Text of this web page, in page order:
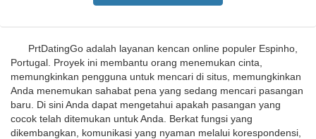
PrtDatingGo adalah layanan kencan online populer Espinho,
Portugal. Proyek ini membantu orang menemukan cinta,
memungkinkan pengguna untuk mencari di situs, memungkinkan
Anda menemukan sahabat pena yang sedang mencari pasangan
baru. Di sini Anda dapat mengetahui apakah pasangan yang
cocok telah ditemukan untuk Anda. Berkat fungsi yang
dikembangkan, komunikasi yang nyaman melalui korespondensi,